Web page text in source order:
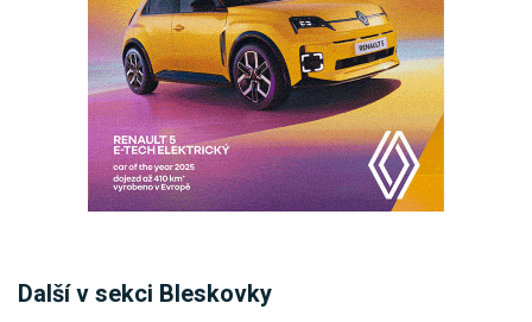
Další v sekci Bleskovky